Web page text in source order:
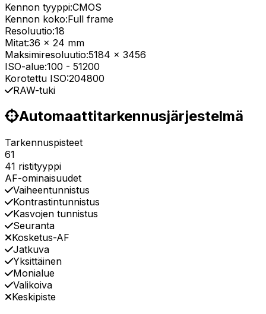
Kennon tyyppi:CMOS
Kennon koko:Full frame
Resoluutio:18
Mitat:36 x 24 mm
Maksimiresoluutio:5184 x 3456
ISO-alue:100 - 51200
Korotettu ISO:204800
RAW-tuki
Automaattitarkennusjärjestelmä
Tarkennuspisteet
61
41 ristityyppi
AF-ominaisuudet
Vaiheentunnistus
Kontrastintunnistus
Kasvojen tunnistus
Seuranta
Kosketus-AF
Jatkuva
Yksittäinen
Monialue
Valikoiva
Keskipiste